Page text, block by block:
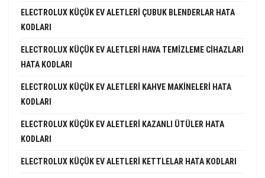
ELECTROLUX KÜÇÜK EV ALETLERI ÇUBUK BLENDERLAR HATA
KODLARI
ELECTROLUX KÜÇÜK EV ALETLERI HAVA TEMIZLEME CIHAZLARI
HATA KODLARI
ELECTROLUX KÜÇÜK EV ALETLERI KAHVE MAKINELERI HATA
KODLARI
ELECTROLUX KÜÇÜK EV ALETLERI KAZANLI ÜTÜLER HATA
KODLARI
ELECTROLUX KÜÇÜK EV ALETLERI KETTLELAR HATA KODLARI